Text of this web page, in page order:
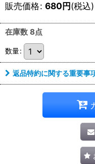
販売価格: 680円(税込)
在庫数 8点
数量:
返品特約に関する重要事